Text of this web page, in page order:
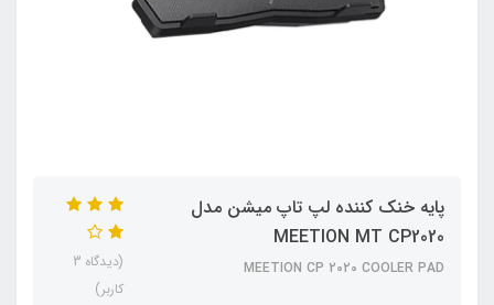
پایه خنک کننده لپ تاپ میشن مدل
MEETION MT CP2020
MEETION CP 2020 COOLER PAD
(دیدگاه 3
کاربر)